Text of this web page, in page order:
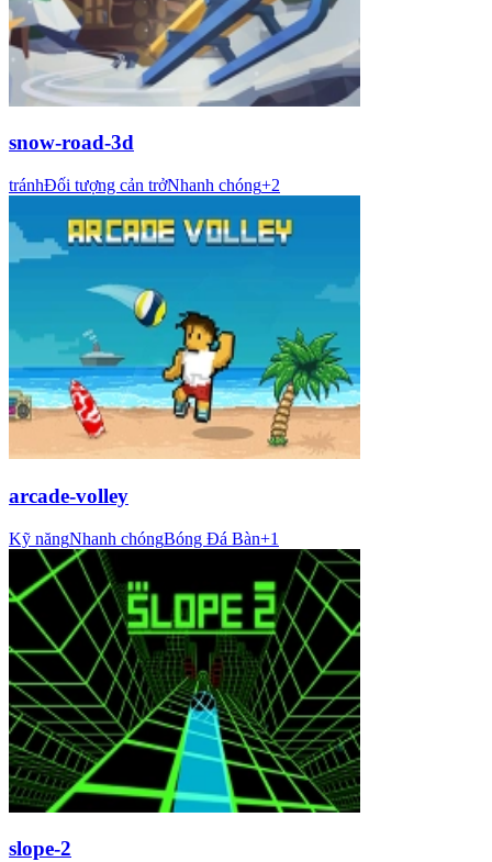
snow-road-3d
tránhĐối tượng cản trởNhanh chóng+2
arcade-volley
Kỹ năngNhanh chóngBóng Đá Bàn+1
slope-2